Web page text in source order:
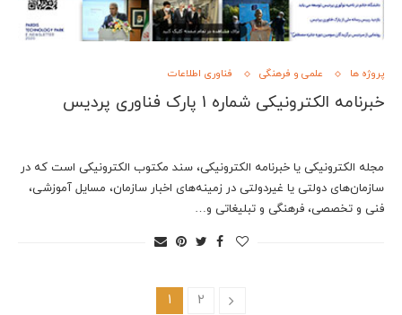
پروژه ها علمی و فرهنگی فناوری اطلاعات
خبرنامه الکترونیکی شماره 1 پارک فناوری پردیس
مجله الکترونیکی یا خبرنامه الکترونیکی، سند مکتوب الکترونیکی است که در
سازمان‌های دولتی یا غیردولتی در زمینه‌های اخبار سازمان، مسایل آموزشی،
فنی و تخصصی، فرهنگی و تبلیغاتی و…
1 2